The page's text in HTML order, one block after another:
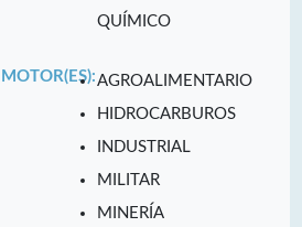
QUÍMICO
MOTOR(ES):AGROALIMENTARIO
HIDROCARBUROS
INDUSTRIAL
MILITAR
MINERÍA